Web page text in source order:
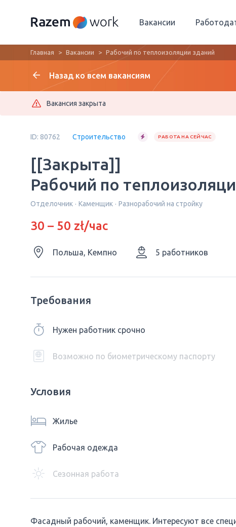
Вакансии
Главная Вакансии Рабочий по теплоизоляции зданий
Назад ко всем вакансиям
Вакансия закрыта
ID: 80762 Строительство РАБОТА НА СЕЙЧАС
[[Закрыта]]
Рабочий по
Отделочник Каменщик Разнорабочий на стройку
30 – 50 zł/час
Польша, Кемпно 5 работников
Требования
Нужен работник срочно
Возможно по биометрическому паспорту
Условия
Жилье
Рабочая одежда
Сезонная работа
Фасадный рабочий, каменщик. Интересуют все